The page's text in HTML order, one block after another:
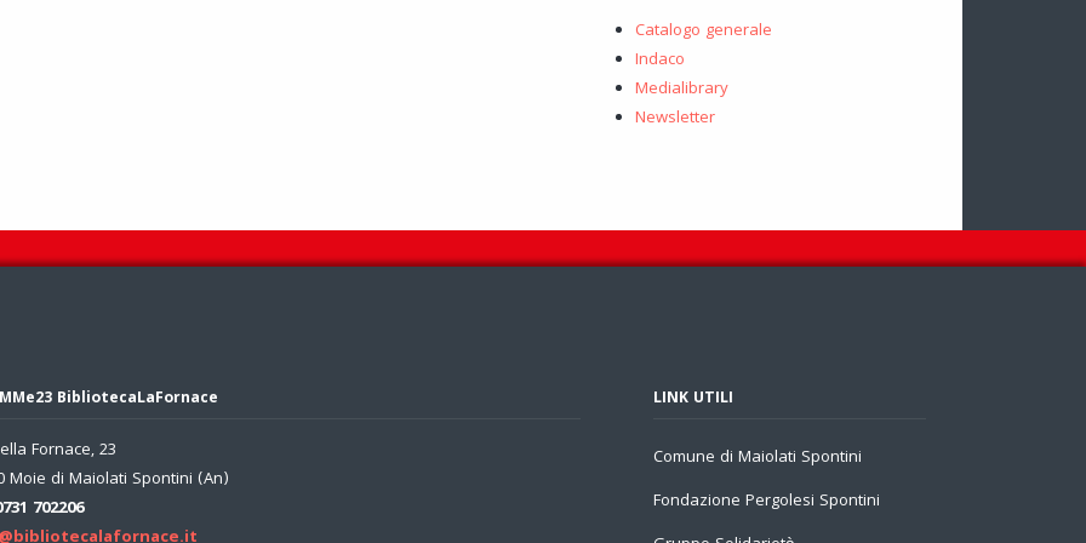
Catalogo generale
Indaco
Medialibrary
Newsletter
BibliotecaLaFornace
Fornace, 23
Moie di Maiolati Spontini (An)
702206
LINK UTILI
Comune di Maiolati Spontini
Fondazione Pergolesi Spontini